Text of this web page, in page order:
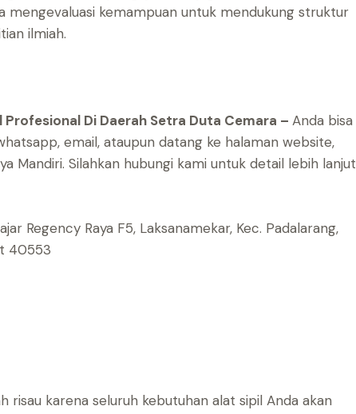
mengevaluasi kemampuan untuk mendukung struktur
ilmiah.
Di Daerah Setra Duta Cemara – Anda bisa
email, ataupun datang ke halaman website,
Mandiri. Silahkan hubungi kami untuk detail lebih lanjut
Regency Raya F5, Laksanamekar, Kec. Padalarang,
40553
risau karena seluruh kebutuhan alat sipil Anda akan